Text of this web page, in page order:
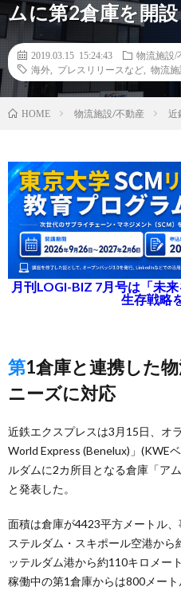
ムに第2倉庫を開設
2019.03.15 15:24:43
物流施設/
海外
プレスリリースなど 物流施
HOME 物流施設/不動産 近
月刊LOGI-BIZ 7月号は「未
生存戦略
第1倉庫と連携した物流サービスで多様な
ニーズに対応
近鉄エクスプレスは3月15日、オ
World Express (Benelux)」(KWE
ルダムに2カ所目となる倉庫「ア
と発表した。
面積は倉庫が4423平方メートル
ステルダム・スキポール空港か
ッテルダム港から約110キロメー
稼働中の第1倉庫からは800メート